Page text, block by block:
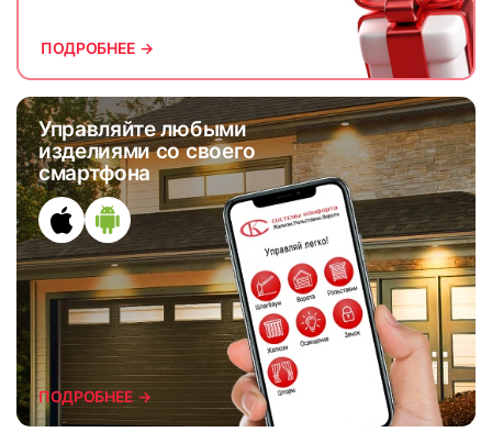
Управляйте любыми
изделиями со своего
смартфона
ПОДРОБНЕЕ →
ПОДРОБНЕЕ →